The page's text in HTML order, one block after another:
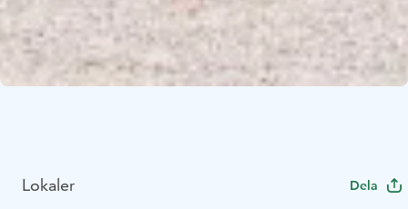
Lokaler Dela